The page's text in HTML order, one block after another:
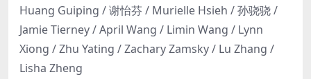
Huang Guiping / 谢怡芬 / Murielle Hsieh / 孙骁骁 /
Jamie Tierney / April Wang / Limin Wang / Lynn
Xiong / Zhu Yating / Zachary Zamsky / Lu Zhang /
Lisha Zheng